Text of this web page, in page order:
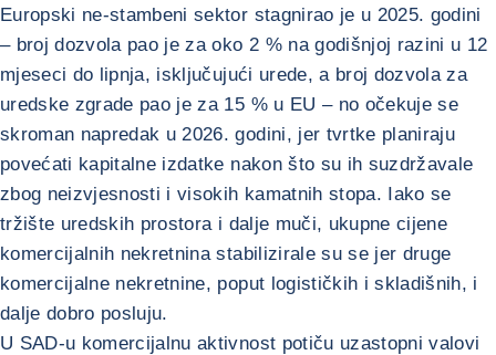
Europski ne-stambeni sektor stagnirao je u 2025. godini
– broj dozvola pao je za oko 2 % na godišnjoj razini u 12
mjeseci do lipnja, isključujući urede, a broj dozvola za
uredske zgrade pao je za 15 % u EU – no očekuje se
skroman napredak u 2026. godini, jer tvrtke planiraju
povećati kapitalne izdatke nakon što su ih suzdržavale
zbog neizvjesnosti i visokih kamatnih stopa. Iako se
tržište uredskih prostora i dalje muči, ukupne cijene
komercijalnih nekretnina stabilizirale su se jer druge
komercijalne nekretnine, poput logističkih i skladišnih, i
dalje dobro posluju.
U SAD-u komercijalnu aktivnost potiču uzastopni valovi